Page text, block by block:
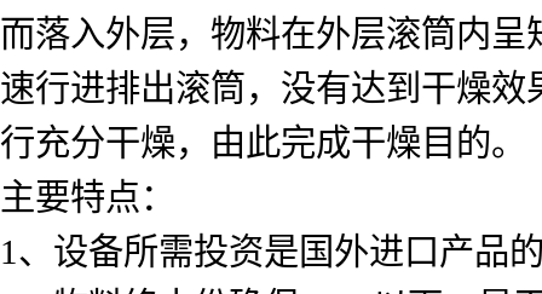
而落入外层，物料在外层滚筒内
速行进排出滚筒，没有达到干燥
行充分干燥，由此完成干燥目的。
主要特点：
1、设备所需投资是国外进口产品